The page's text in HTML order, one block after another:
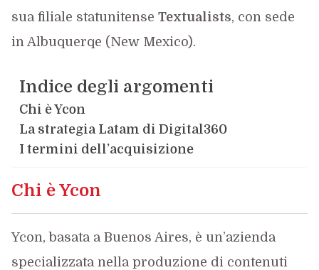
sua filiale statunitense Textualists, con sede
in Albuquerqe (New Mexico).
Indice degli argomenti
Chi è Ycon
La strategia Latam di Digital360
I termini dell’acquisizione
Chi è Ycon
Ycon, basata a Buenos Aires, è un’azienda
specializzata nella produzione di contenuti